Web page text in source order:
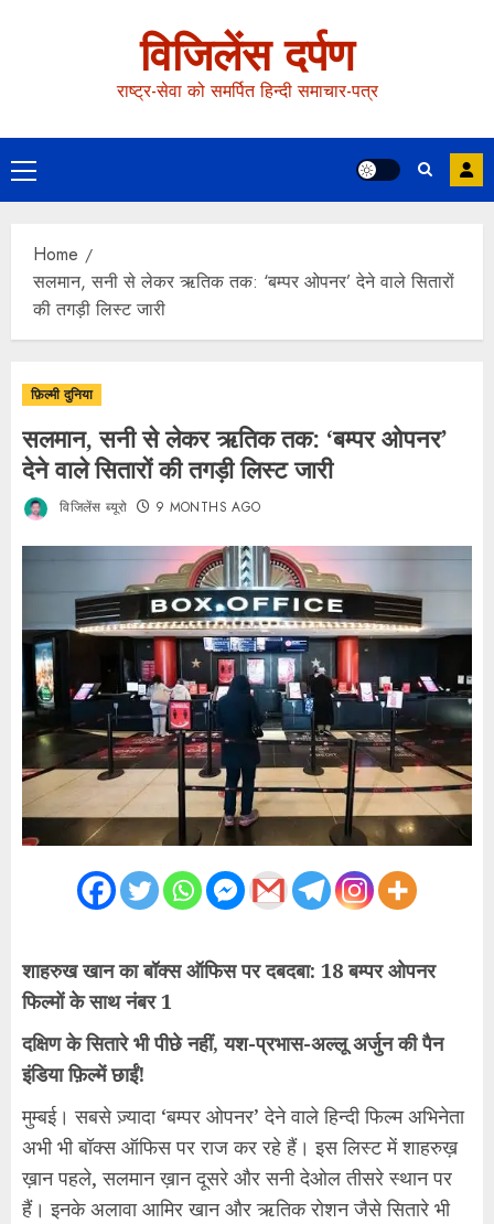
विजिलेंस दर्पण
राष्ट्र-सेवा को समर्पित हिन्दी समाचार-पत्र
Home
सलमान, सनी से लेकर ऋतिक तक: ‘बम्पर ओपनर’ देने वाले सितारों
की तगड़ी लिस्ट जारी
फ़िल्मी दुनिया
सलमान, सनी से लेकर ऋतिक तक: ‘बम्पर ओपनर’
देने वाले सितारों की तगड़ी लिस्ट जारी
विजिलेंस ब्यूरो 9 MONTHS AGO
शाहरुख खान का बॉक्स ऑफिस पर दबदबा: 18 बम्पर ओपनर
फिल्मों के साथ नंबर 1
दक्षिण के सितारे भी पीछे नहीं, यश-प्रभास-अल्लू अर्जुन की पैन
इंडिया फ़िल्में छाईं!
मुम्बई। सबसे ज़्यादा ‘बम्पर ओपनर’ देने वाले हिन्दी फिल्म अभिनेता
अभी भी बॉक्स ऑफिस पर राज कर रहे हैं। इस लिस्ट में शाहरुख़
ख़ान पहले, सलमान ख़ान दूसरे और सनी देओल तीसरे स्थान पर
हैं। इनके अलावा आमिर खान और ऋतिक रोशन जैसे सितारे भी